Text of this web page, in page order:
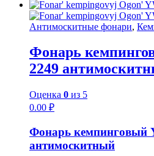
Антимоскитные фонари,
Фонарь
2249
Оценка 0 из 5
0.00 ₽
Фонарь кемпинговый
антимоскитный